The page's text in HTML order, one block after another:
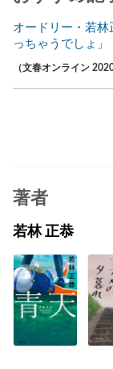
オードリー・若
っちゃうでしょ」
（文春オンライン
著者
若林 正恭